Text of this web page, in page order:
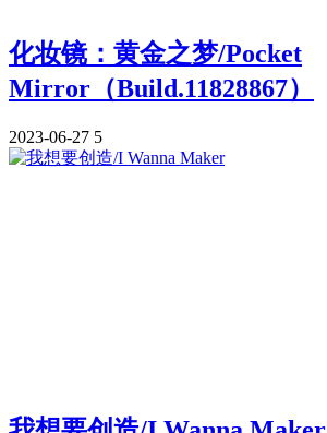
化妆镜：黄金之梦/Pocket
Mirror（Build.11828867）
2023-06-27 5